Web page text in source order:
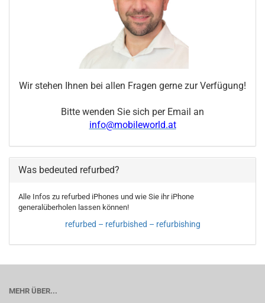
Wir stehen Ihnen bei allen Fragen gerne zur Verfügung!
Bitte wenden Sie sich per Email an
info@mobileworld.at
Was bedeuted refurbed?
Alle Infos zu refurbed iPhones und wie Sie ihr iPhone
generalüberholen lassen können!
refurbed – refurbished – refurbishing
MEHR ÜBER...